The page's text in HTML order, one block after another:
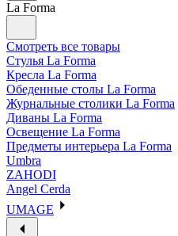
La Forma
Смотреть все товары
Стулья La Forma
Кресла La Forma
Обеденные столы La Forma
Журнальные столики La Forma
Диваны La Forma
Освещение La Forma
Предметы интерьера La Forma
Umbra
ZAHODI
Angel Cerda
UMAGE